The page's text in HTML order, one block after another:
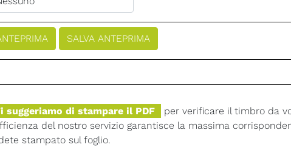
suggeriamo di stampare il PDF
per verificare il timbro da
del nostro servizio garantisce la massima
stampato sul foglio.